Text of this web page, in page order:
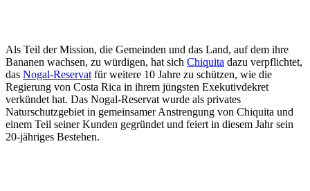
Als Teil der Mission, die Gemeinden und das Land, auf dem ihre
Bananen wachsen, zu würdigen, hat sich Chiquita dazu verpflichtet,
das Nogal-Reservat für weitere 10 Jahre zu schützen, wie die
Regierung von Costa Rica in ihrem jüngsten Exekutivdekret
verkündet hat. Das Nogal-Reservat wurde als privates
Naturschutzgebiet in gemeinsamer Anstrengung von Chiquita und
einem Teil seiner Kunden gegründet und feiert in diesem Jahr sein
20-jähriges Bestehen.